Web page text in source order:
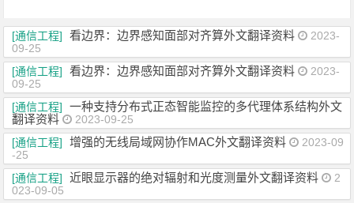
[通信工程] 看边界：边界感知面部对齐算外文翻译资料
2023-
09-25
[通信工程]
看边界：边界感知面部对齐算外文翻译资料
2023-
09-25
[通信工程]
一种支持分布式正态智能监控的多代理体系结构外文
翻译资料
2023-09-25
[通信工程]
增强的无线局域网协作MAC外文翻译资料
2023-09
-25
[通信工程]
近眼显示器的绝对辐射和光度测量外文翻译资料
2
023-09-05